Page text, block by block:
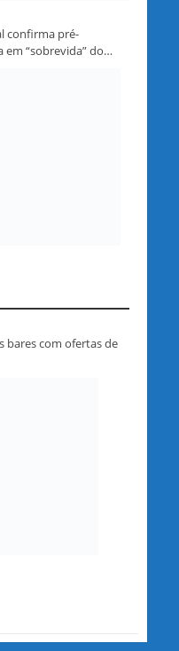
confirma pré-
“sobrevida” do
bares com ofertas de